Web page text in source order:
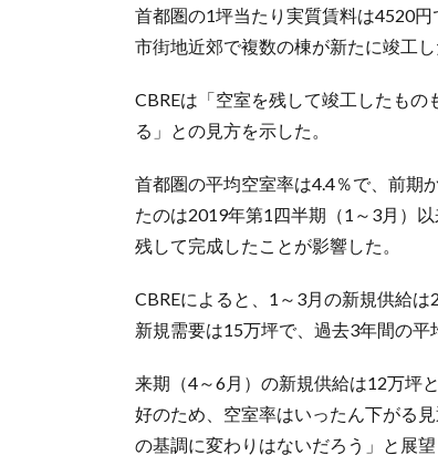
首都圏の1坪当たり実質賃料は4520
市街地近郊で複数の棟が新たに竣工
CBREは「空室を残して竣工したも
る」との見方を示した。
首都圏の平均空室率は4.4％で、前期
たのは2019年第1四半期（1～3月）
残して完成したことが影響した。
CBREによると、1～3月の新規供給
新規需要は15万坪で、過去3年間の平
来期（4～6月）の新規供給は12万坪
好のため、空室率はいったん下がる
の基調に変わりはないだろう」と展望